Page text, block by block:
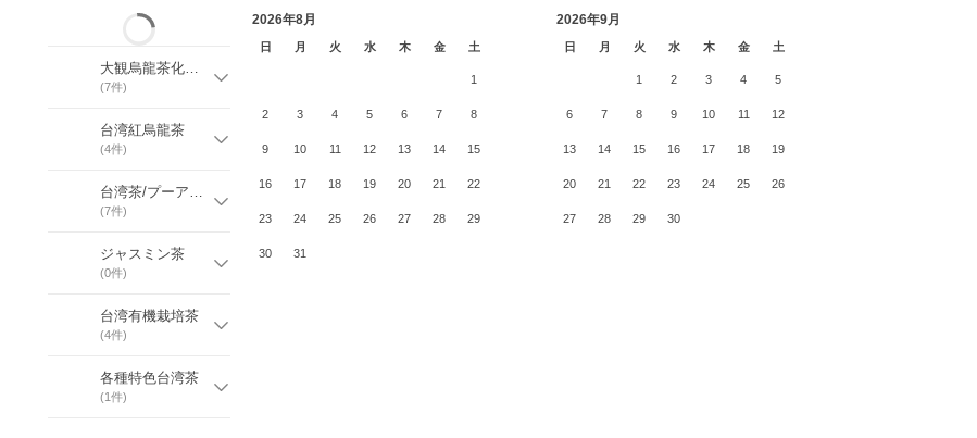
大観烏龍茶化粧缶
(7件)
台湾紅烏龍茶
(4件)
台湾茶/プーアル茶
(7件)
ジャスミン茶
(0件)
台湾有機栽培茶
(4件)
各種特色台湾茶
(1件)
2026年8月
日 月 火 水 木 金 土
1
2 3 4 5 6 7 8
9 10 11 12 13 14 15
16 17 18 19 20 21 22
23 24 25 26 27 28 29
30 31
2026年9月
日 月 火 水 木 金 土
1 2 3 4 5
6 7 8 9 10 11 12
13 14 15 16 17 18 19
20 21 22 23 24 25 26
27 28 29 30